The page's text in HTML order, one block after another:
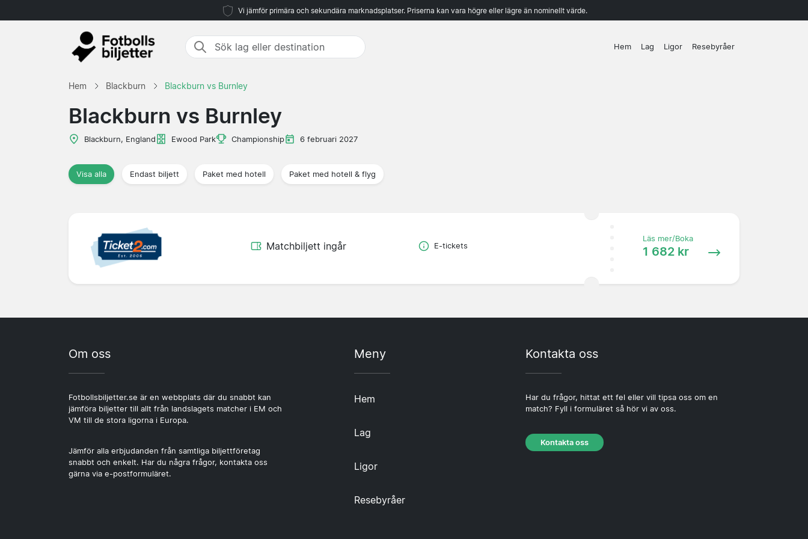
Vi jämför primära och sekundära marknadsplatser. Priserna kan vara högre eller lägre än nominellt värde.
Hem Lag Ligor Resebyråer
Hem Blackburn Blackburn vs Burnley
Blackburn vs Burnley
Blackburn, England Ewood Park Championship 6 februari 2027
Visa alla Endast biljett Paket med hotell Paket med hotell & flyg
Matchbiljett ingår E-tickets
Läs mer/Boka
1 682 kr
Om oss
Fotbollsbiljetter.se är en webbplats där du snabbt kan
jämföra biljetter till allt från landslagets matcher i EM och
VM till de stora ligorna i Europa.
Jämför alla erbjudanden från samtliga biljettföretag
snabbt och enkelt. Har du några frågor, kontakta oss
gärna via e-postformuläret.
Meny
Hem
Lag
Ligor
Resebyråer
Kontakta oss
Har du frågor, hittat ett fel eller vill tipsa oss om en
match? Fyll i formuläret så hör vi av oss.
Kontakta oss